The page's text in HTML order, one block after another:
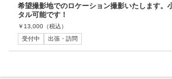
希望撮影地でのロケーション撮影いたします。
タル可能です！
￥ 13,000 （税込）
受付中
出張・訪問